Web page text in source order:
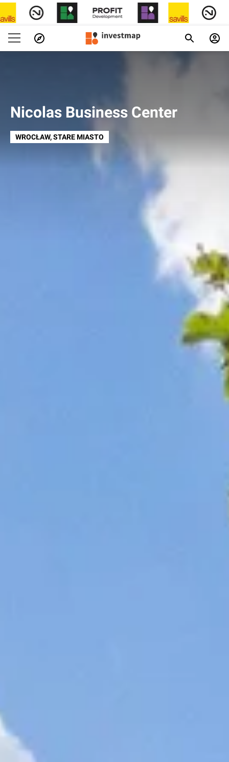
Nicolas Business Center
WROCŁAW, STARE MIASTO